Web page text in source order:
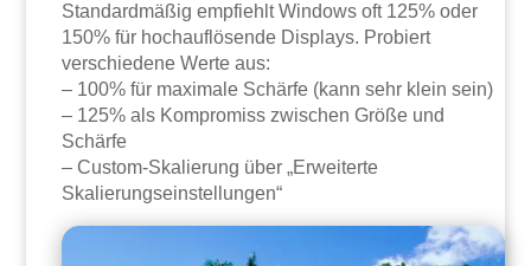
Standardmäßig empfiehlt Windows oft 125% oder
150% für hochauflösende Displays. Probiert
verschiedene Werte aus:
– 100% für maximale Schärfe (kann sehr klein sein)
– 125% als Kompromiss zwischen Größe und
Schärfe
– Custom-Skalierung über „Erweiterte
Skalierungseinstellungen“